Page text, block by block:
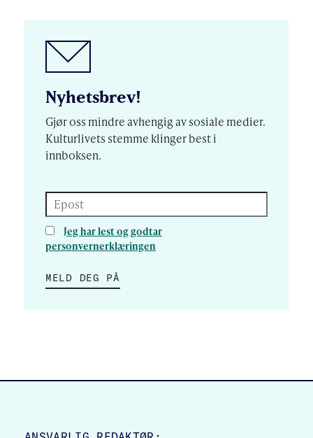
Nyhetsbrev!
Gjør oss mindre avhengig av sosiale medier.
Kulturlivets stemme klinger best i
innboksen.
Epost
Jeg har lest og godtar
personvernerklæringen
MELD DEG PÅ
SITE FOOTER